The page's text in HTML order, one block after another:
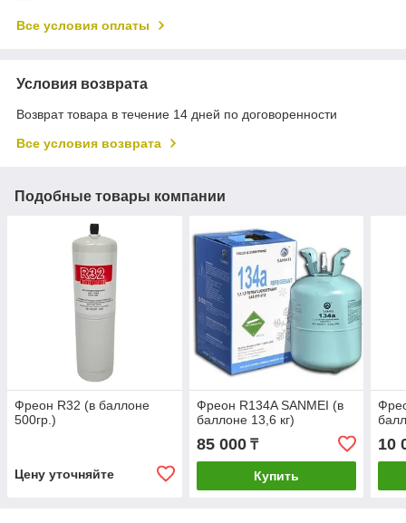
Все условия оплаты
Условия возврата
Возврат товара в течение 14 дней по договоренности
Все условия возврата
Подобные товары компании
Фреон R32 (в баллоне
500гр.)
Цену уточняйте
Фреон R134A SANMEI (в
баллоне 13,6 кг)
85 000₸
Купить
10